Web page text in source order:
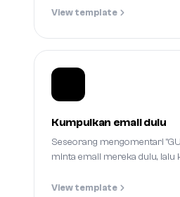
View template
Kumpulkan email dulu
Seseorang mengomentari
minta email mereka dulu, lalu
View template